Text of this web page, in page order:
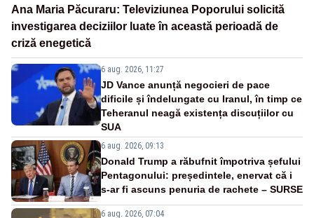
Ana Maria Păcuraru: Televiziunea Poporului solicită
investigarea deciziilor luate în această perioadă de
criză enegetică
6 aug. 2026, 11:27
JD Vance anunță negocieri de pace
dificile și îndelungate cu Iranul, în timp ce
Teheranul neagă existența discuțiilor cu
SUA
6 aug. 2026, 09:13
Donald Trump a răbufnit împotriva șefului
Pentagonului: președintele, enervat că i
s-ar fi ascuns penuria de rachete – SURSE
6 aug. 2026, 07:04